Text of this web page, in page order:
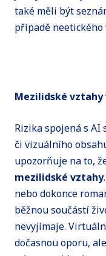
také měli být
případě neetického
Mezilidské
Rizika spojená s
či vizuálního
upozorňuje na to,
mezilidské vztahy
nebo dokonce
běžnou součástí
nevyjímaje.
dočasnou oporu,